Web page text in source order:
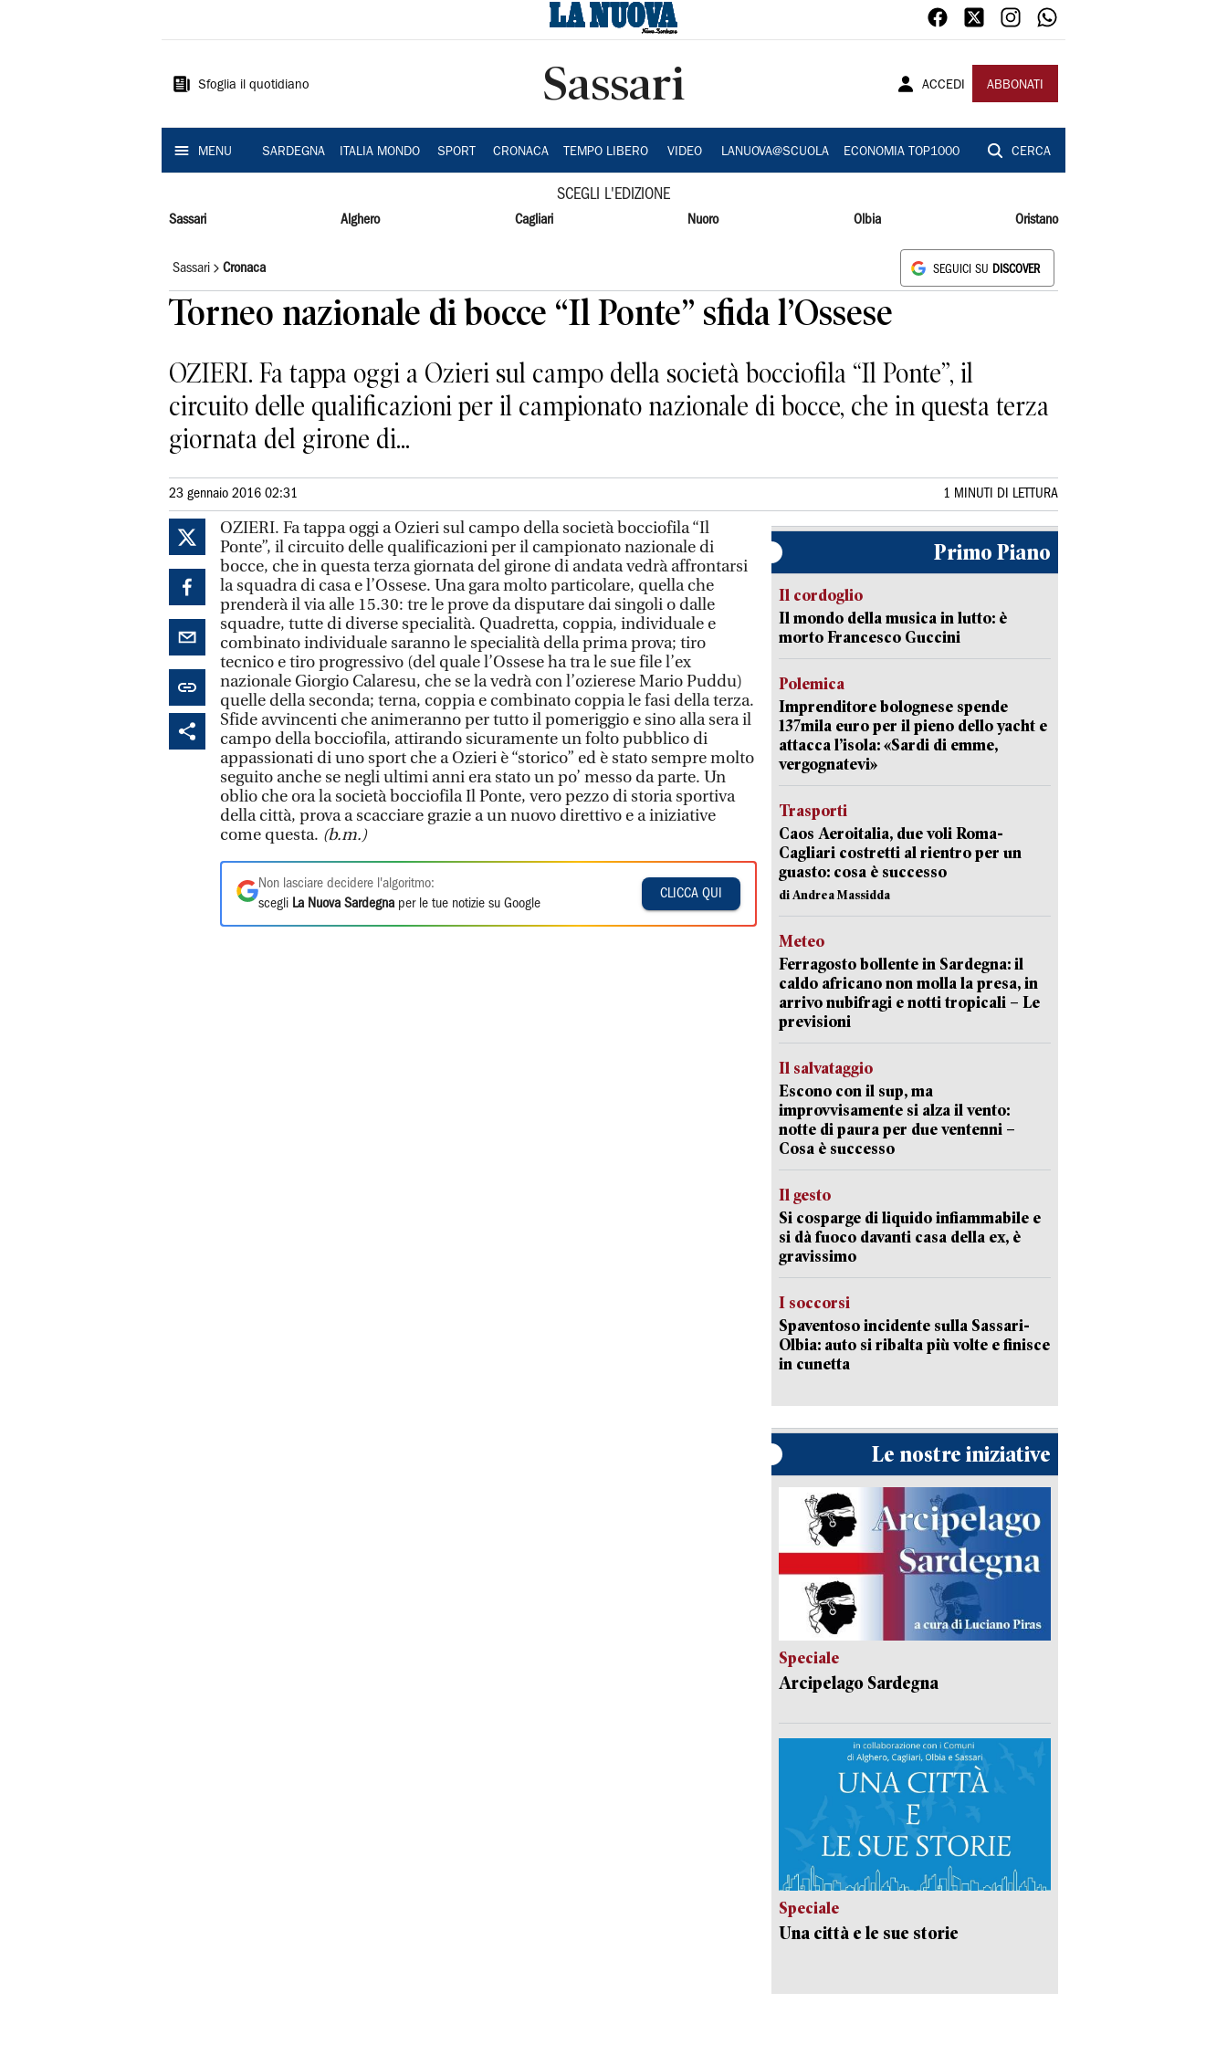
Sardegna
Sfoglia il quotidiano Sassari ACCEDI ABBONATI
MENU SARDEGNA ITALIA MONDO SPORT CRONACA TEMPO LIBERO VIDEO LANUOVA@SCUOLA ECONOMIA TOP1000 CERCA
SCEGLI L'EDIZIONE
Sassari Alghero Cagliari Nuoro Olbia Oristano
Sassari Cronaca SEGUICI SU DISCOVER
Torneo nazionale di bocce “Il Ponte” sfida l’Ossese
OZIERI. Fa tappa oggi a Ozieri sul campo della società bocciofila “Il Ponte”, il
circuito delle qualificazioni per il campionato nazionale di bocce, che in questa terza
giornata del girone di...
23 gennaio 2016 02:31 1 MINUTI DI LETTURA
OZIERI. Fa tappa oggi a Ozieri sul campo della società bocciofila “Il
Ponte”, il circuito delle qualificazioni per il campionato nazionale di
bocce, che in questa terza giornata del girone di andata vedrà affrontarsi
la squadra di casa e l’Ossese. Una gara molto particolare, quella che
prenderà il via alle 15.30: tre le prove da disputare dai singoli o dalle
squadre, tutte di diverse specialità. Quadretta, coppia, individuale e
combinato individuale saranno le specialità della prima prova; tiro
tecnico e tiro progressivo (del quale l’Ossese ha tra le sue file l’ex
nazionale Giorgio Calaresu, che se la vedrà con l’ozierese Mario Puddu)
quelle della seconda; terna, coppia e combinato coppia le fasi della terza.
Sfide avvincenti che animeranno per tutto il pomeriggio e sino alla sera il
campo della bocciofila, attirando sicuramente un folto pubblico di
appassionati di uno sport che a Ozieri è “storico” ed è stato sempre molto
seguito anche se negli ultimi anni era stato un po’ messo da parte. Un
oblio che ora la società bocciofila Il Ponte, vero pezzo di storia sportiva
della città, prova a scacciare grazie a un nuovo direttivo e a iniziative
come questa. (b.m.)
Non lasciare decidere l'algoritmo:
scegli La Nuova Sardegna per le tue notizie su Google
CLICCA QUI
Primo Piano
Il cordoglio
Il mondo della musica in lutto: è
morto Francesco Guccini
Polemica
Imprenditore bolognese spende
137mila euro per il pieno dello yacht e
attacca l’isola: «Sardi di emme,
vergognatevi»
Trasporti
Caos Aeroitalia, due voli Roma-
Cagliari costretti al rientro per un
guasto: cosa è successo
di Andrea Massidda
Meteo
Ferragosto bollente in Sardegna: il
caldo africano non molla la presa, in
arrivo nubifragi e notti tropicali – Le
previsioni
Il salvataggio
Escono con il sup, ma
improvvisamente si alza il vento:
notte di paura per due ventenni –
Cosa è successo
Il gesto
Si cosparge di liquido infiammabile e
si dà fuoco davanti casa della ex, è
gravissimo
I soccorsi
Spaventoso incidente sulla Sassari-
Olbia: auto si ribalta più volte e finisce
in cunetta
Le nostre iniziative
Speciale
Arcipelago Sardegna
Speciale
Una città e le sue storie